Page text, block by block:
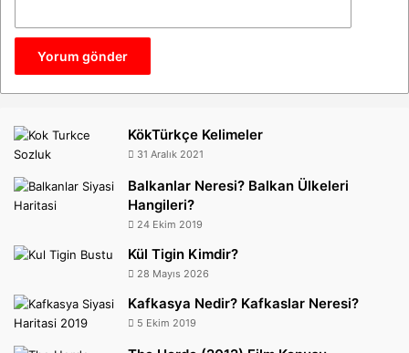
KökTürkçe Kelimeler
31 Aralık 2021
Balkanlar Neresi? Balkan Ülkeleri
Hangileri?
24 Ekim 2019
Kül Tigin Kimdir?
28 Mayıs 2026
Kafkasya Nedir? Kafkaslar Neresi?
5 Ekim 2019